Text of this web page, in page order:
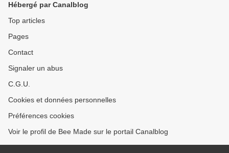
Hébergé par Canalblog
Top articles
Pages
Contact
Signaler un abus
C.G.U.
Cookies et données personnelles
Préférences cookies
Voir le profil de Bee Made sur le portail Canalblog